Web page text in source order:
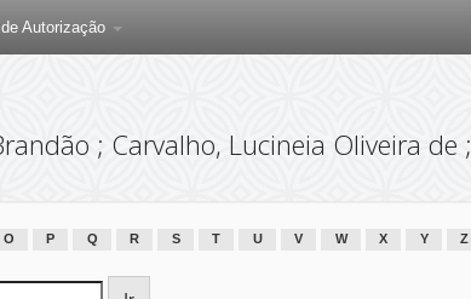
Autorização
; Carvalho, Lucineia Oliveira de ;
O P Q R S T U V W X Y Z